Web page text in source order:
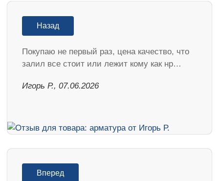
Назад
Покупаю не первый раз, цена качество, что
залил все стоит или лежит кому как нр…
Игорь Р., 07.06.2026
Вперед